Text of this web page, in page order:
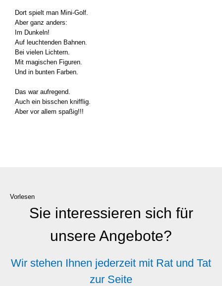
Dort spielt man Mini-Golf.
Aber ganz anders:
Im Dun­keln!
Auf leuch­ten­den Bah­nen.
Bei vie­len Lich­tern.
Mit magi­schen Figu­ren.
Und in bun­ten Far­ben.
Das war auf­re­gend.
Auch ein biss­chen kniff­lig.
Aber vor allem spa­ßig!!!
Vorlesen
Sie interessieren sich für
unsere Angebote?
Wir stehen Ihnen jederzeit mit Rat und Tat
zur Seite